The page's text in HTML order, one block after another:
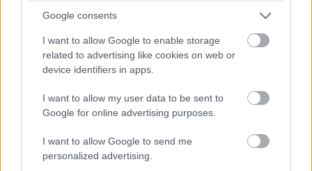
Google consents
I want to allow Google to enable storage
related to advertising like cookies on web or
device identifiers in apps.
I want to allow my user data to be sent to
Google for online advertising purposes.
I want to allow Google to send me
personalized advertising.
alacsonyabbak az értékelések megjelenéskor,
bizakodhatunk, hogy az Ultimate Team is tovább kitart
rohangálni (vagy szembenézni), akiknek bérelt a helye a
következő rész megjelenéséig a csapatban.
Miközben még hónapokig nagy hype lesz a FIFA 23
körül, már most csendben izgatja a fantáziánkat, hogy